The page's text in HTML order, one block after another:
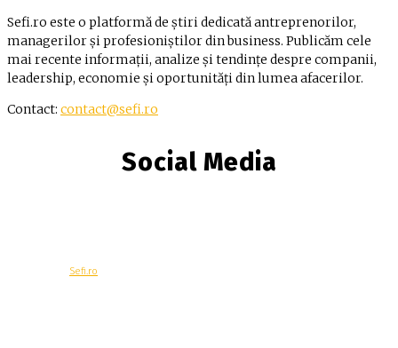
Sefi.ro este o platformă de știri dedicată antreprenorilor,
managerilor și profesioniștilor din business. Publicăm cele
mai recente informații, analize și tendințe despre companii,
leadership, economie și oportunități din lumea afacerilor.
Contact: contact@sefi.ro
Social Media
Sefi.ro